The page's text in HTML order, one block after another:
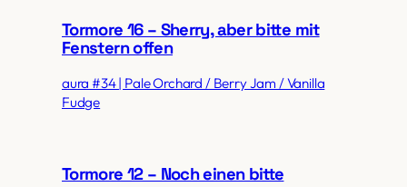
Tormore 16 – Sherry, aber bitte mit
Fenstern offen
aura #34 | Pale Orchard / Berry Jam / Vanilla
Fudge
Tormore 12 – Noch einen bitte